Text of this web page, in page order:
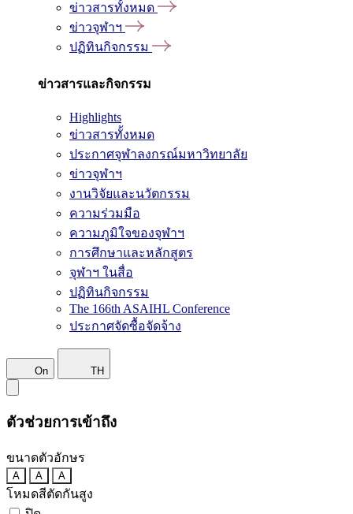
ข่าวสารทั้งหมด
ข่าวจุฬาฯ
ปฏิทินกิจกรรม
ข่าวสารและกิจกรรม
Highlights
ข่าวสารทั้งหมด
ประกาศจุฬาลงกรณ์มหาวิทยาลัย
ข่าวจุฬาฯ
งานวิจัยและนวัตกรรม
ความร่วมมือ
ความภูมิใจของจุฬาฯ
การศึกษาและหลักสูตร
จุฬาฯ ในสื่อ
ปฏิทินกิจกรรม
The 166th ASAIHL Conference
ประกาศจัดซื้อจัดจ้าง
On TH
ตัวช่วยการเข้าถึง
ขนาดตัวอักษร
A A A
โหมดสีตัดกันสูง